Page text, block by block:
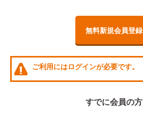
無料新規会員登録
ご利用にはログインが必要です。
すでに会員の方